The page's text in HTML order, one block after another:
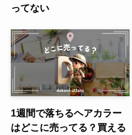
ってない
1週間で落ちるヘアカラー
はどこに売ってる？買える